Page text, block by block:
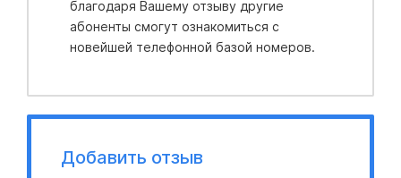
благодаря Вашему отзыву другие
абоненты смогут ознакомиться с
новейшей телефонной базой номеров.
Добавить отзыв